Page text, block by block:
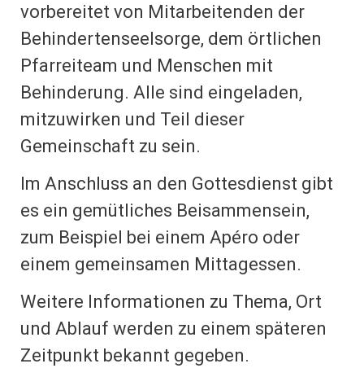
vorbereitet von Mitarbeitenden der
Behindertenseelsorge, dem örtlichen
Pfarreiteam und Menschen mit
Behinderung. Alle sind eingeladen,
mitzuwirken und Teil dieser
Gemeinschaft zu sein.
Im Anschluss an den Gottesdienst gibt
es ein gemütliches Beisammensein,
zum Beispiel bei einem Apéro oder
einem gemeinsamen Mittagessen.
Weitere Informationen zu Thema, Ort
und Ablauf werden zu einem späteren
Zeitpunkt bekannt gegeben.